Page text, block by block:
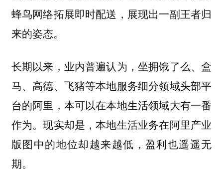
蜂鸟网络拓展即时配送，展现出一副王者归
来的姿态。
长期以来，业内普遍认为，坐拥饿了么、盒
马、高德、飞猪等本地服务细分领域头部平
台的阿里，本可以在本地生活领域大有一番
作为。现实却是，本地生活业务在阿里产业
版图中的地位却越来越低，盈利也遥遥无
期。